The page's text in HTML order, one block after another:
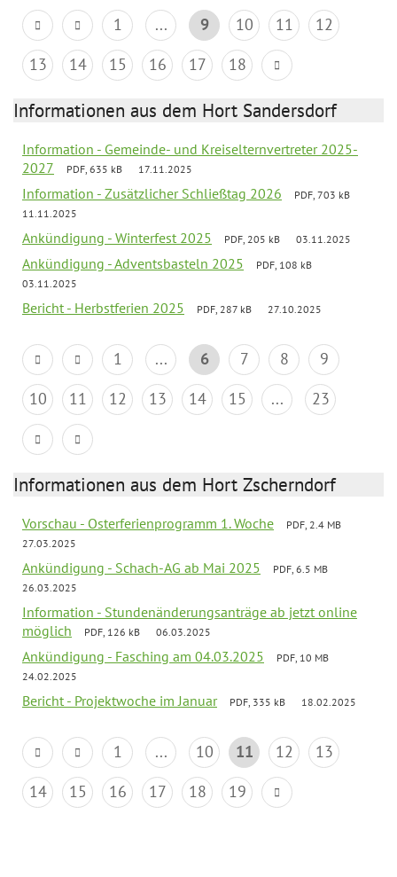
1 ... 9 10 11
12
13
14 15 16 17 18
Informationen aus dem Hort Sandersdorf
Information - Gemeinde- und Kreiselternvertreter 2025-
2027
PDF, 635 kB 17.11.2025
Information - Zusätzlicher Schließtag 2026
PDF, 703 kB
11.11.2025
Ankündigung - Winterfest 2025 PDF, 205 kB 03.11.2025
Ankündigung - Adventsbasteln 2025
PDF, 108 kB
03.11.2025
Bericht - Herbstferien 2025 PDF, 287 kB 27.10.2025
1 ... 6 7 8
9
10
11 12 13 14 15 ... 23
Informationen aus dem Hort Zscherndorf
Vorschau - Osterferienprogramm 1. Woche
PDF, 2.4 MB
27.03.2025
Ankündigung - Schach-AG ab Mai 2025
PDF, 6.5 MB
26.03.2025
Information - Stundenänderungsanträge ab jetzt online
möglich
PDF, 126 kB 06.03.2025
Ankündigung - Fasching am 04.03.2025
PDF, 10 MB
24.02.2025
Bericht - Projektwoche im Januar PDF, 335 kB 18.02.2025
1 ... 10 11 12
13
14
15 16 17 18 19